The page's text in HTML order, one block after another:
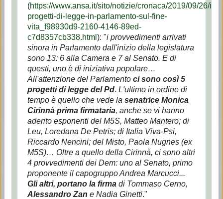
(https://www.ansa.it/sito/notizie/cronaca/2019/09/26/i-
progetti-di-legge-in-parlamento-sul-fine-
vita_f98930d9-2160-4146-89ed-
c7d8357cb338.html ): "i provvedimenti arrivati
sinora in Parlamento dall'inizio della legislatura
sono 13: 6 alla Camera e 7 al Senato. E di
questi, uno è di iniziativa popolare…
All'attenzione del Parlamento ci sono così 5
progetti di legge del Pd. L'ultimo in ordine di
tempo è quello che vede la senatrice Monica
Cirinnà prima firmataria, anche se vi hanno
aderito esponenti del M5S, Matteo Mantero; di
Leu, Loredana De Petris; di Italia Viva-Psi,
Riccardo Nencini; del Misto, Paola Nugnes (ex
M5S)… Oltre a quello della Cirinnà, ci sono altri
4 provvedimenti dei Dem: uno al Senato, primo
proponente il capogruppo Andrea Marcucci...
Gli altri, portano la firmadi Tommaso Cerno,
Alessandro Zan e Nadia Ginetti."